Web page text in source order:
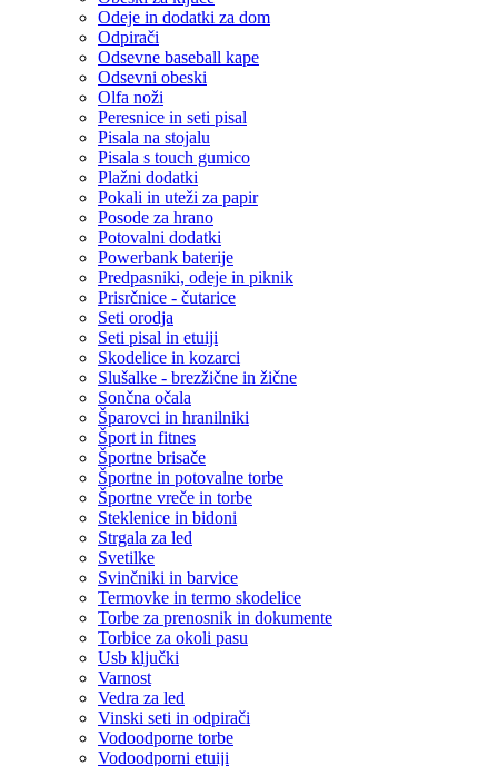
Odeje in dodatki za dom
Odpirači
Odsevne baseball kape
Odsevni obeski
Olfa noži
Peresnice in seti pisal
Pisala na stojalu
Pisala s touch gumico
Plažni dodatki
Pokali in uteži za papir
Posode za hrano
Potovalni dodatki
Powerbank baterije
Predpasniki, odeje in piknik
Prisrčnice - čutarice
Seti orodja
Seti pisal in etuiji
Skodelice in kozarci
Slušalke - brezžične in žične
Sončna očala
Šparovci in hranilniki
Šport in fitnes
Športne brisače
Športne in potovalne torbe
Športne vreče in torbe
Steklenice in bidoni
Strgala za led
Svetilke
Svinčniki in barvice
Termovke in termo skodelice
Torbe za prenosnik in dokumente
Torbice za okoli pasu
Usb ključki
Varnost
Vedra za led
Vinski seti in odpirači
Vodoodporne torbe
Vodoodporni etuiji